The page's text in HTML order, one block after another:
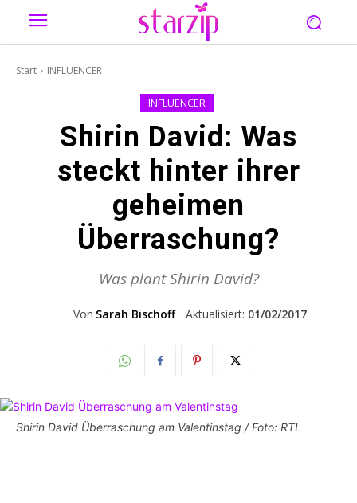
Start INFLUENCER
INFLUENCER
Shirin David: Was
steckt hinter ihrer
geheimen
Überraschung?
Was plant Shirin David?
Von Sarah Bischoff Aktualisiert: 01/02/2017
Shirin David Überraschung am Valentinstag / Foto: RTL